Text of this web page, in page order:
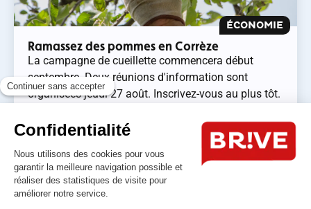
ÉCONOMIE
Ramassez des pommes en Corrèze
La campagne de cueillette commencera début
septembre. Deux réunions d'information sont
organisées jeudi 27 août. Inscrivez-vous au plus tôt.
Lire l'article